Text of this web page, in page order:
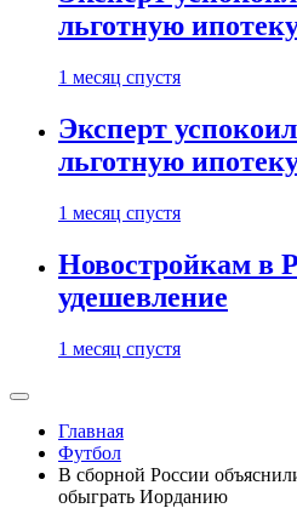
льготную
1 месяц спустя
Эксперт
льготную
1 месяц спустя
Новостройкам в
удешевление
1 месяц спустя
Главная
Футбол
В сборной России
обыграть Иорданию